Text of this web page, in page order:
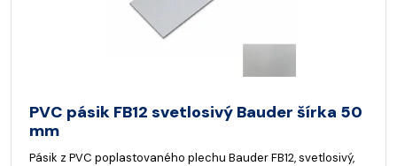
PVC pásik FB12 svetlosivý Bauder šírka 50
mm
Pásik z PVC poplastovaného plechu Bauder FB12, svetlosivý,